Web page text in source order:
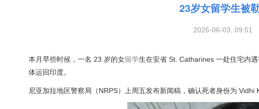
23岁女留学生被
2026-06-03,
本月早些时候，一名 23 岁的女留学生在安省 St. Catharines 一处住宅内
体运回印度。
尼亚加拉地区警察局（NRPS）上周五发布新闻稿，确认死者身份为 Vidhi